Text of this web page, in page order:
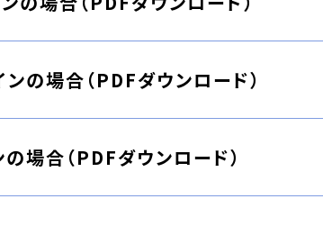
の場合（PDFダウンロード）
場合（PDFダウンロード）